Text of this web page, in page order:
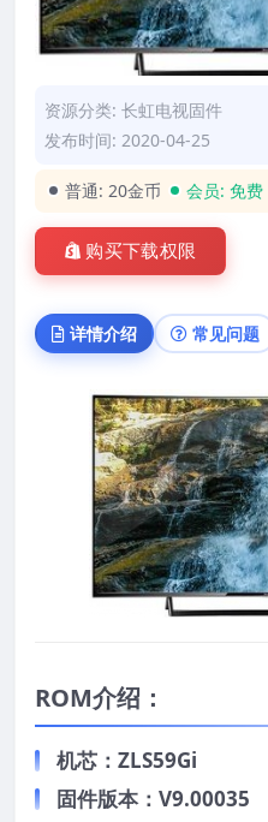
资源分类: 长虹电视固件
发布时间: 2020-04-25
普通: 20金币 会员: 免费
购买下载权限
详情介绍 常见问题
ROM介绍：
机芯：ZLS59Gi
固件版本：V9.00035